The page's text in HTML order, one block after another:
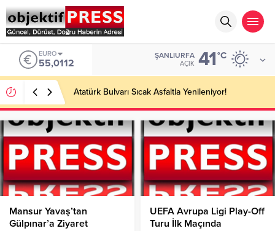
EURO
55,0112
ŞANLIURFA
AÇIK 41°C
Atatürk Bulvarı Sıcak Asfaltla Yenileniyor!
Mansur Yavaş’tan
Gülpınar’a Ziyaret
UEFA Avrupa Ligi Play-Off
Turu İlk Maçında